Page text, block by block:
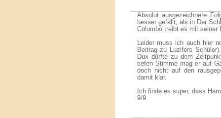
Absolut ausgezeichnete
besser gefällt, als in Der
Columbo treibt es mit seiner
Leider muss ich auch hier
Beitrag zu Luzifers
Dux dürfte zu dem
tiefen Stimme mag er auf
doch nicht auf den
damit klar.
Ich finde es super, dass
9/9